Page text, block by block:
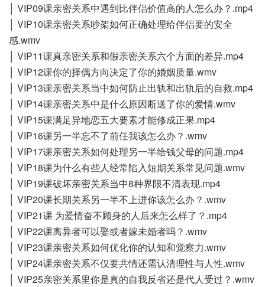
│ VIP09课亲密关系中遇到比伴侣价值高的人怎么办？.mp4
│ VIP10课亲密关系吵架如何正确处理给伴侣要的安全
感.wmv
│ VIP11课真亲密关系和假亲密关系六个方面的差异.mp4
│ VIP12课你的择偶方向决定了你的婚姻质量.wmv
│ VIP13课亲密关系当中如何防止出轨和出轨后的自救.mp4
│ VIP14课亲密关系中是什么原因断送了你的爱情.wmv
│ VIP15课满足异地恋五大要素才能修成正果.mp4
│ VIP16课另一半忘不了前任我该怎么办？.wmv
│ VIP17课亲密关系如何处理另一半给钱父母的问题.mp4
│ VIP18课为什么有些人经常陷入短期关系常见问题.wmv
│ VIP19课破坏亲密关系当中8种界限不清表现.mp4
│ VIP20课长期关系另一半不上进你该怎么办？.wmv
│ VIP21课 为爱情奋不顾身的人后来怎么样了？.mp4
│ VIP22课离异者可以娶或者嫁未婚者吗？.wmv
│ VIP23课亲密关系如何优化你的认知和觉察力.wmv
│ VIP24课亲密关系不仅要共情还需认清理性与人性.wmv
│ VIP25亲密关系里你是真的自我反省还是代人受过？.wmv